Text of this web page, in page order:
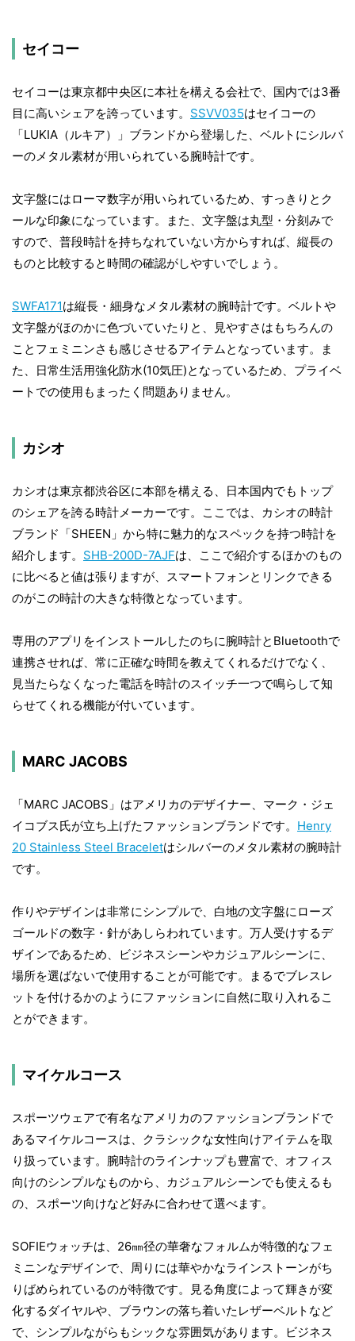
セイコー
セイコーは東京都中央区に本社を構える会社で、国内では3番
目に高いシェアを誇っています。 SSVV035はセイコーの
「LUKIA（ルキア）」ブランドから登場した、ベルトにシルバ
ーのメタル素材が用いられている腕時計です。
文字盤にはローマ数字が用いられているため、すっきりとク
ールな印象になっています。また、文字盤は丸型・分刻みで
すので、普段時計を持ちなれていない方からすれば、縦長の
ものと比較すると時間の確認がしやすいでしょう。
SWFA171は縦長・細身なメタル素材の腕時計です。ベルトや
文字盤がほのかに色づいていたりと、見やすさはもちろんの
ことフェミニンさも感じさせるアイテムとなっています。ま
た、日常生活用強化防水(10気圧)となっているため、プライベ
ートでの使用もまったく問題ありません。
カシオ
カシオは東京都渋谷区に本部を構える、日本国内でもトップ
のシェアを誇る時計メーカーです。ここでは、カシオの時計
ブランド「SHEEN」から特に魅力的なスペックを持つ時計を
紹介します。 SHB-200D-7AJFは、ここで紹介するほかのもの
に比べると値は張りますが、スマートフォンとリンクできる
のがこの時計の大きな特徴となっています。
専用のアプリをインストールしたのちに腕時計とBluetoothで
連携させれば、常に正確な時間を教えてくれるだけでなく、
見当たらなくなった電話を時計のスイッチ一つで鳴らして知
らせてくれる機能が付いています。
MARC JACOBS
「MARC JACOBS」はアメリカのデザイナー、マーク・ジェ
イコブス氏が立ち上げたファッションブランドです。 Henry
20 Stainless Steel Braceletはシルバーのメタル素材の腕時計
です。
作りやデザインは非常にシンプルで、白地の文字盤にローズ
ゴールドの数字・針があしらわれています。万人受けするデ
ザインであるため、ビジネスシーンやカジュアルシーンに、
場所を選ばないで使用することが可能です。まるでブレスレ
ットを付けるかのようにファッションに自然に取り入れるこ
とができます。
マイケルコース
スポーツウェアで有名なアメリカのファッションブランドで
あるマイケルコースは、クラシックな女性向けアイテムを取
り扱っています。腕時計のラインナップも豊富で、オフィス
向けのシンプルなものから、カジュアルシーンでも使えるも
の、スポーツ向けなど好みに合わせて選べます。
SOFIEウォッチは、26㎜径の華奢なフォルムが特徴的なフェ
ミニンなデザインで、周りには華やかなラインストーンがち
りばめられているのが特徴です。見る角度によって輝きが変
化するダイヤルや、ブラウンの落ち着いたレザーベルトなど
で、シンプルながらもシックな雰囲気があります。ビジネス